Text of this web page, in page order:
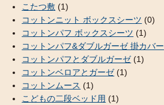
こたつ敷 (1)
コットンニット ボックスシーツ (0)
コットンパフ ボックスシーツ (1)
コットンパフ&ダブルガーゼ 掛カバー
コットンパフとダブルガーゼ(1)
コットンベロアとガーゼ(1)
コットンムース (1)
こどもの二段ベッド用 (1)